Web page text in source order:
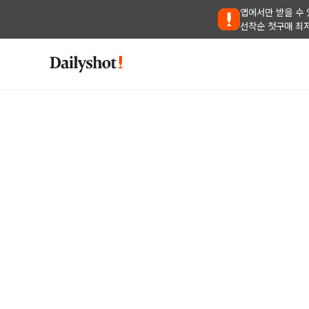
앱에서만 받을 수
선착순 첫구매 최